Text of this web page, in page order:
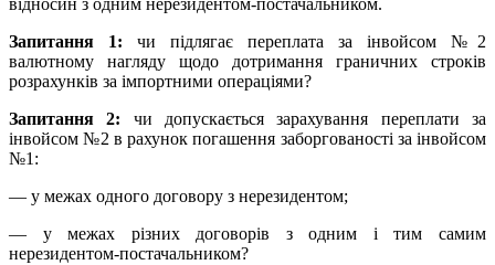
Запитання 1: чи підлягає переплата за інвойсом №2
валютному нагляду щодо дотримання граничних строків
розрахунків за імпортними операціями?
Запитання 2: чи допускається зарахування переплати за
інвойсом №2 в рахунок погашення заборгованості за інвойсом
№1:
— у межах одного договору з нерезидентом;
— у межах різних договорів з одним і тим самим
нерезидентом-постачальником?